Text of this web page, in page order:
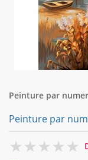
Peinture par
Peinture par
0